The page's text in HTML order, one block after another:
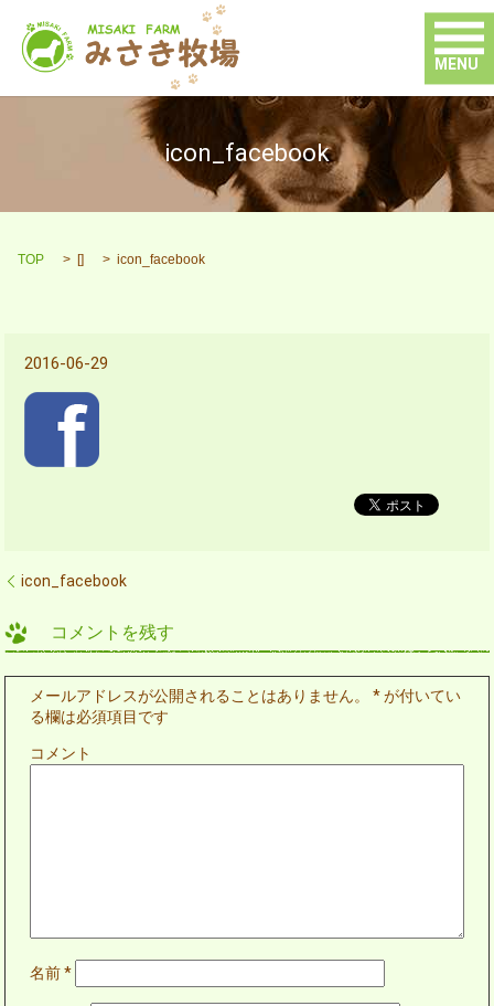
MENU
icon_facebook
TOP [] icon_facebook
2016-06-29
icon_facebook
コメントを残す
メールアドレスが公開されることはありません。 *が付いてい
る欄は必須項目です
コメント
名前*